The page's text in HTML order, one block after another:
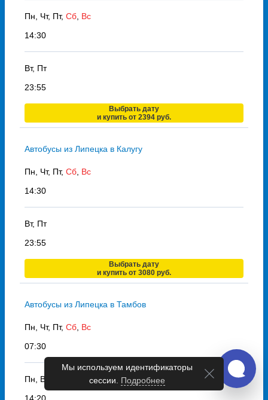
Пн, Чт, Пт, Сб Вс
14:30
Вт, Пт
23:55
Выбрать дату
и купить от 2394 руб.
Автобусы из Липецка в Калугу
Пн, Чт, Пт, Сб Вс
14:30
Вт, Пт
23:55
Выбрать дату
и купить от 3080 руб.
Автобусы из Липецка в Тамбов
Пн, Чт, Пт, Сб Вс
07:30
Пн, Вт, Пт,
Вс
14:20